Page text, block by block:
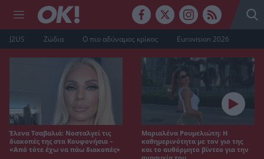
J2US Ζώδια Ο πιο αδύναμος κρίκος Eurovision 2026
Έλενα Τσαβαλιά: Νοσταλγεί τις
διακοπές της στα Κουφονήσια –
«Από τότε έχω να πάω διακοπές»
Μαριαλένα Ρουμελιώτη: Η
καθημερινότητα με τον γιο της
και το αυθόρμητο βίντεο για την